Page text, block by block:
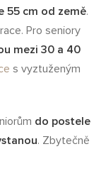
55 cm od země.
Pro seniory
mezi 30 a 40
s vyztuženým
do postele
. Zbytečně